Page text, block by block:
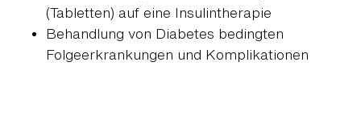
(Tabletten) auf eine Insulintherapie
Behandlung von Diabetes bedingten
Folgeerkrankungen und Komplikationen